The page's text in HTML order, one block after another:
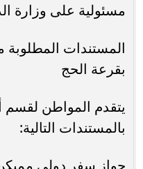
مسئولية على وزارة
المستندات المطلوبة
بقرعة الحج
يتقدم المواطن لقسم
بالمستندات التالية: